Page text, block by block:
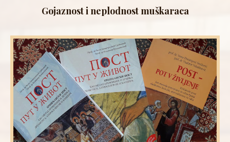
Gojaznost i neplodnost muškaraca